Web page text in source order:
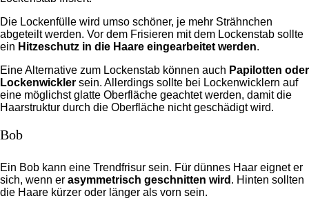
Die Lockenfülle wird umso schöner, je mehr Strähnchen
abgeteilt werden. Vor dem Frisieren mit dem Lockenstab sollte
ein Hitzeschutz in die Haare eingearbeitet werden.
Eine Alternative zum Lockenstab können auch Papilotten oder
Lockenwickler sein. Allerdings sollte bei Lockenwicklern auf
eine möglichst glatte Oberfläche geachtet werden, damit die
Haarstruktur durch die Oberfläche nicht geschädigt wird.
Bob
Ein Bob kann eine Trendfrisur sein. Für dünnes Haar eignet er
sich, wenn er asymmetrisch geschnitten wird . Hinten sollten
die Haare kürzer oder länger als vorn sein.